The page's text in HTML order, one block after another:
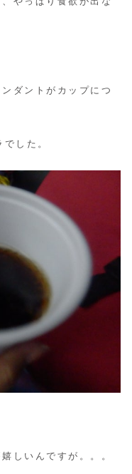
ダントがカップにつ
した。
しいんですが。。。